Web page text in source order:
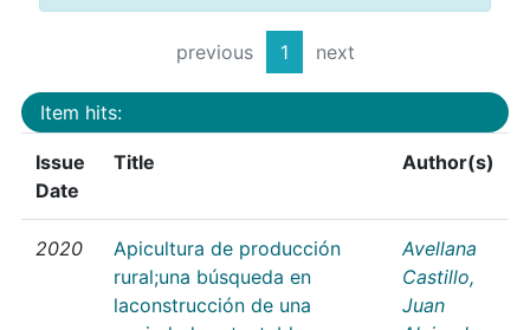
previous 1 next
Item hits:
Issue
Date
Title Author(s)
2020
Apicultura de producción
rural;una búsqueda en
laconstrucción de una
Avellana
Castillo,
Juan